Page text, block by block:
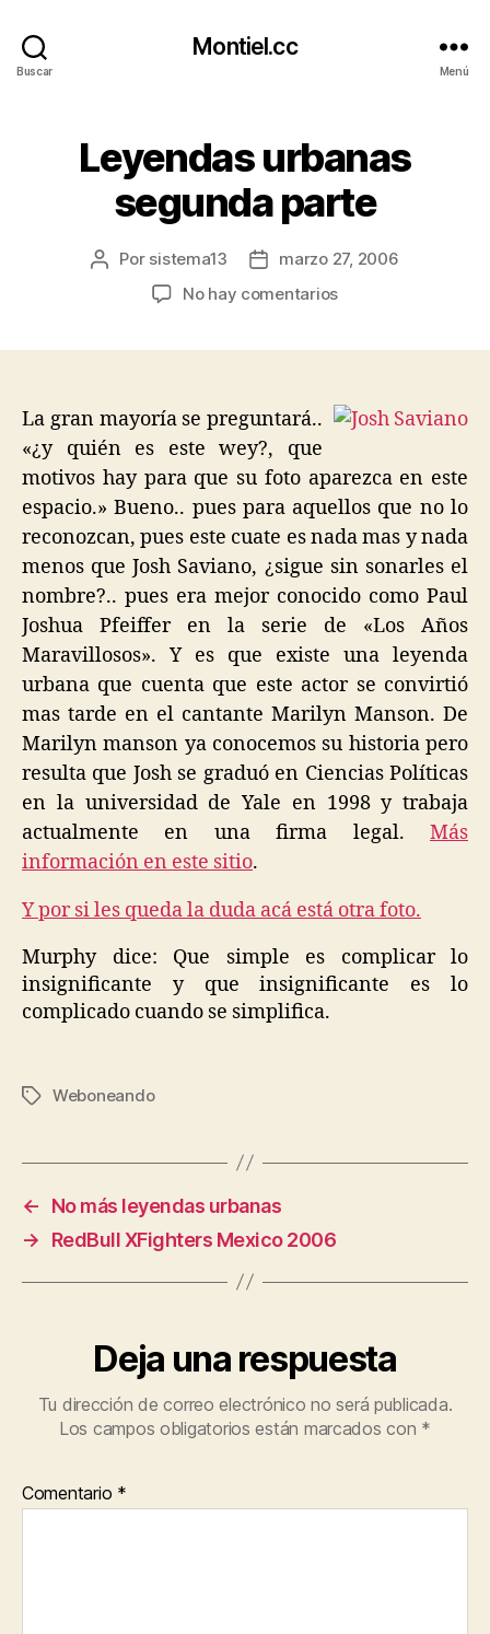
Buscar
Montiel.cc
Menú
Leyendas urbanas
segunda parte
Autor
Por sistema13
Fechamarzo 27, 2006
No hay comentariosen
La gran mayoría se preguntará..
«¿y quién es este wey?, que
motivos hay para que su foto aparezca en este
espacio.» Bueno.. pues para aquellos que no lo
reconozcan, pues este cuate es nada mas y nada
menos que Josh Saviano, ¿sigue sin sonarles el
nombre?.. pues era mejor conocido como Paul
Joshua Pfeiffer en la serie de «Los Años
Maravillosos». Y es que existe una leyenda
urbana que cuenta que este actor se convirtió
mas tarde en el cantante Marilyn Manson. De
Marilyn manson ya conocemos su historia pero
resulta que Josh se graduó en Ciencias Políticas
en la universidad de Yale en 1998 y trabaja
actualmente en una firma legal. Más
información en este sitio.
Y por si les queda la duda acá está otra foto.
Murphy dice: Que simple es complicar lo
insignificante y que insignificante es lo
complicado cuando se simplifica.
Etiquetas
Weboneando
←
No más leyendas urbanas
→
RedBull XFighters Mexico 2006
Deja una respuesta
Tu dirección de correo electrónico no será publicada.
Los campos obligatorios están marcados con *
Comentario *